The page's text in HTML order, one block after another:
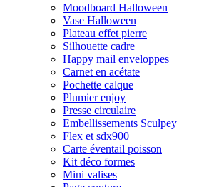
Moodboard Halloween
Vase Halloween
Plateau effet pierre
Silhouette cadre
Happy mail enveloppes
Carnet en acétate
Pochette calque
Plumier enjoy
Presse circulaire
Embellissements Sculpey
Flex et sdx900
Carte éventail poisson
Kit déco formes
Mini valises